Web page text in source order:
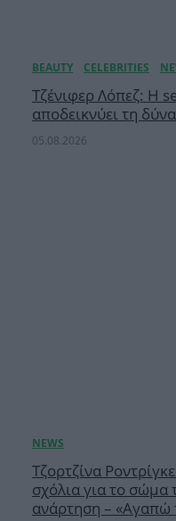
Τζένιφερ Λόπεζ: Η
αποδεικνύει τη
05.08.2026
Τζορτζίνα
σχόλια για το σώμα
ανάρτηση – «Αγαπώ